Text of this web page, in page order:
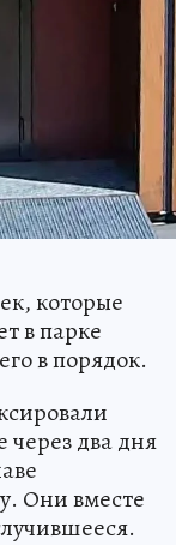
которые
в парке
в порядок.
два дня
Они вместе